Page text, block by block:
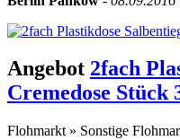
Angebot 2fach
Cremedose Stück
Flohmarkt » Sonstige